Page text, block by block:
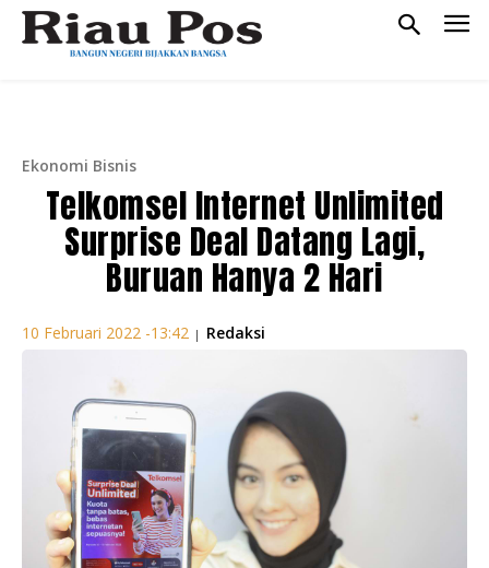
Ekonomi Bisnis
Telkomsel Internet Unlimited
Surprise Deal Datang Lagi,
Buruan Hanya 2 Hari
10 Februari 2022 -13:42 | Redaksi